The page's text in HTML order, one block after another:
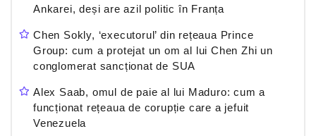
Ankarei, deși are azil politic în Franța
Chen Sokly, ‘executorul’ din rețeaua Prince
Group: cum a protejat un om al lui Chen Zhi un
conglomerat sancționat de SUA
Alex Saab, omul de paie al lui Maduro: cum a
funcționat rețeaua de corupție care a jefuit
Venezuela